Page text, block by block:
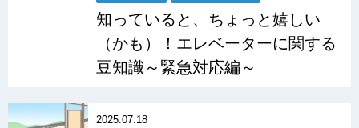
知っていると、ちょっと嬉しい
（かも）！エレベーターに関する
豆知識～緊急対応編～
2025.07.18